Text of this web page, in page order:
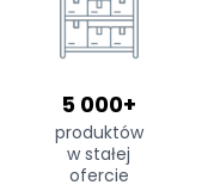
5 000+
produktów
w stałej
ofercie